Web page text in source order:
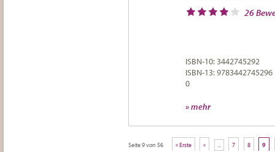
26
ISBN-10: 3442745292
ISBN-13: 9783442745296
0
» mehr
Seite 9 von 56 « Erste « ... 7 8 9